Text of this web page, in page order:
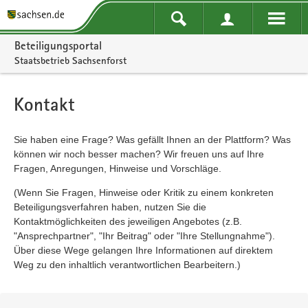
Portalnavigation
Beteiligungsportal
Staatsbetrieb Sachsenforst
Kontakt
Sie haben eine Frage? Was gefällt Ihnen an der Plattform? Was
können wir noch besser machen? Wir freuen uns auf Ihre
Fragen, Anregungen, Hinweise und Vorschläge.
(Wenn Sie Fragen, Hinweise oder Kritik zu einem konkreten
Beteiligungsverfahren haben, nutzen Sie die
Kontaktmöglichkeiten des jeweiligen Angebotes (z.B.
"Ansprechpartner", "Ihr Beitrag" oder "Ihre Stellungnahme").
Über diese Wege gelangen Ihre Informationen auf direktem
Weg zu den inhaltlich verantwortlichen Bearbeitern.)